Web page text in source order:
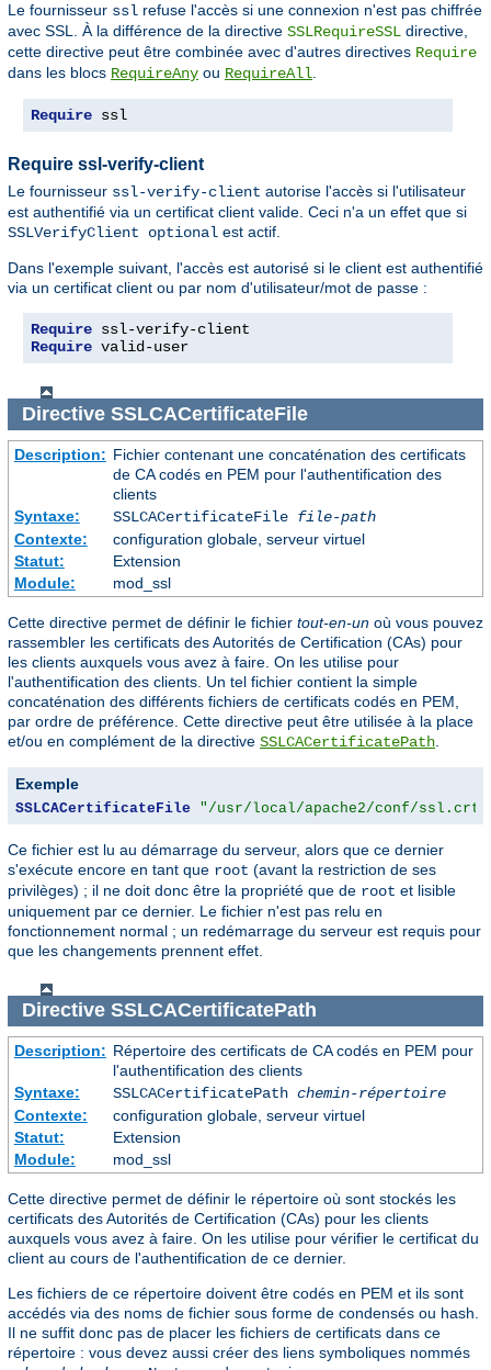
Le fournisseur ssl refuse l'accès si une connexion n'est pas chiffrée
avec SSL. À la différence de la directive SSLRequireSSL directive,
cette directive peut être combinée avec d'autres directives Require
dans les blocs RequireAny ou RequireAll.
Require ssl
Require ssl-verify-client
Le fournisseur ssl-verify-client autorise l'accès si l'utilisateur
est authentifié via un certificat client valide. Ceci n'a un effet que si
SSLVerifyClient optional est actif.
Dans l'exemple suivant, l'accès est autorisé si le client est authentifié
via un certificat client ou par nom d'utilisateur/mot de passe :
Require
Require valid-user
Directive SSLCACertificateFile
Description: Fichier contenant une concaténation des certificats
de CA codés en PEM pour l'authentification des
clients
Syntaxe:
SSLCACertificateFile file-path
Contexte:
configuration globale, serveur virtuel
Statut:
Extension
Module:
mod_ssl
Cette directive permet de définir le fichier tout-en-un où vous pouvez
rassembler les certificats des Autorités de Certification (CAs) pour
les clients auxquels vous avez à faire. On les utilise pour
l'authentification des clients. Un tel fichier contient la simple
concaténation des différents fichiers de certificats codés en PEM,
par ordre de préférence. Cette directive peut être utilisée à la place
et/ou en complément de la directive SSLCACertificatePath
Exemple
SSLCACertificateFile "/usr/local/apache2/conf/
Ce fichier est lu au démarrage du serveur, alors que ce dernier
s'exécute encore en tant que root (avant la restriction de ses
privilèges) ; il ne doit donc être la propriété que de root et lisible
uniquement par ce dernier. Le fichier n'est pas relu en
fonctionnement normal ; un redémarrage du serveur est requis pour
que les changements prennent effet.
Directive SSLCACertificatePath
Description: Répertoire des certificats de CA codés en PEM pour
l'authentification des clients
Syntaxe:
SSLCACertificatePath chemin-répertoire
Contexte:
configuration globale, serveur virtuel
Statut:
Extension
Module:
mod_ssl
Cette directive permet de définir le répertoire où sont stockés les
certificats des Autorités de Certification (CAs) pour les clients
auxquels vous avez à faire. On les utilise pour vérifier le certificat du
client au cours de l'authentification de ce dernier.
Les fichiers de ce répertoire doivent être codés en PEM et ils sont
accédés via des noms de fichier sous forme de condensés ou hash.
Il ne suffit donc pas de placer les fichiers de certificats dans ce
répertoire : vous devez aussi créer des liens symboliques nommés